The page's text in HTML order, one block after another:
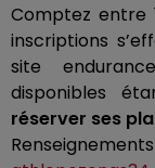
Comptez entre
inscriptions
site
disponibles
réserver ses